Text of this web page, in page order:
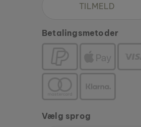
TILMELD
Betalingsmetoder
Vælg sprog